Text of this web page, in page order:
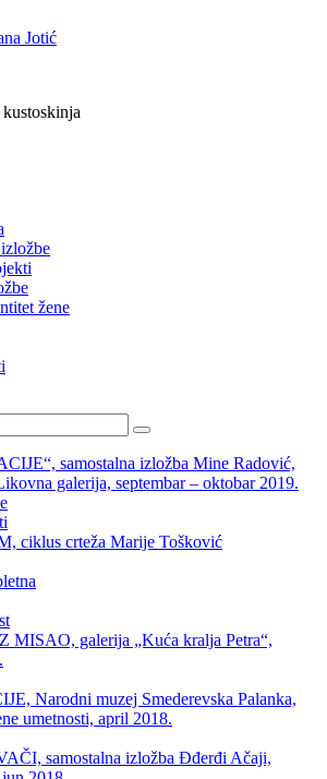
žene
samostalna izložba Mine Radović,
galerija, septembar – oktobar 2019.
ciklus crteža Marije Tošković
MISAO, galerija „Kuća kralja Petra“,
Narodni muzej Smederevska Palanka,
umetnosti, april 2018.
samostalna izložba Đđerđi Ačaji,